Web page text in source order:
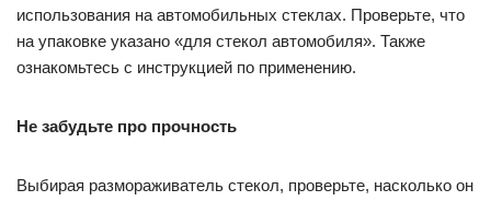
использования на автомобильных стеклах. Проверьте, что
на упаковке указано «для стекол автомобиля». Также
ознакомьтесь с инструкцией по применению.
Не забудьте про прочность
Выбирая размораживатель стекол, проверьте, насколько он